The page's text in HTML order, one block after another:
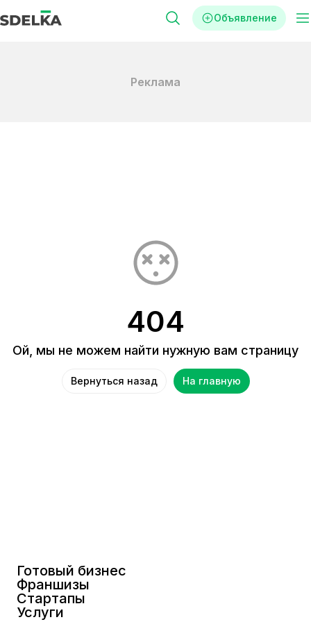
Объявление
Реклама
404
Ой, мы не можем найти нужную вам страницу
Вернуться назад На главную
Готовый бизнес
Франшизы
Стартапы
Услуги